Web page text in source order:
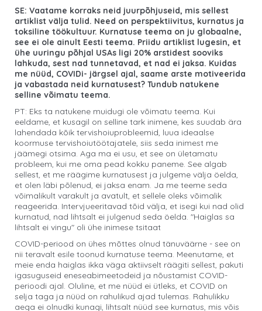
SE: Vaatame korraks neid juurpõhjuseid, mis sellest
artiklist välja tulid. Need on perspektiivitus, kurnatus ja
toksiline töökultuur. Kurnatuse teema on ju globaalne,
see ei ole ainult Eesti teema. Priidu artiklist lugesin, et
ühe uuringu põhjal USAs ligi 20% arstidest sooviks
lahkuda, sest nad tunnetavad, et nad ei jaksa. Kuidas
me nüüd, COVIDi- järgsel ajal, saame arste motiveerida
ja vabastada neid kurnatusest? Tundub natukene
selline võimatu teema.
PT: Eks ta natukene muidugi ole võimatu teema. Kui
eeldame, et kusagil on selline tark inimene, kes suudab ära
lahendada kõik tervishoiuprobleemid, luua ideaalse
koormuse tervishoiutöötajatele, siis seda inimest me
jäämegi otsima. Aga ma ei usu, et see on ületamatu
probleem, kui me oma pead kokku paneme. See algab
sellest, et me räägime kurnatusest ja julgeme välja öelda,
et olen läbi põlenud, ei jaksa enam. Ja me teeme seda
võimalikult varakult ja avatult, et sellele oleks võimalik
reageerida. Intervjueeritavad tõid välja, et isegi kui nad olid
kurnatud, nad lihtsalt ei julgenud seda öelda. "Haiglas sa
lihtsalt ei vingu" oli ühe inimese tsitaat
COVID-periood on ühes mõttes olnud tänuväärne - see on
nii teravalt esile toonud kurnatuse teema. Meenutame, et
meie enda haiglas ikka väga aktiivselt räägiti sellest, pakuti
igasuguseid eneseabimeetodeid ja nõustamist COVID-
perioodi ajal. Oluline, et me nüüd ei ütleks, et COVID on
selja taga ja nüüd on rahulikud ajad tulemas. Rahulikku
aega ei olnudki kunagi, lihtsalt nüüd see kurnatus, mis võis